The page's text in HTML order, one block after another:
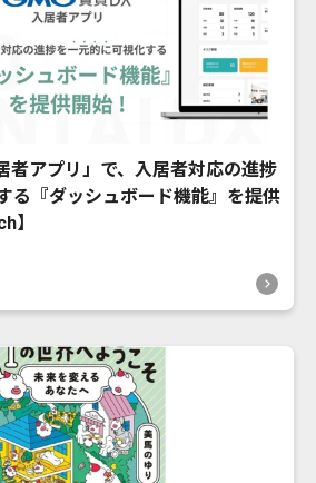
者アプリ」で、入居者対応の進捗
る『ダッシュボード機能』を提供
】